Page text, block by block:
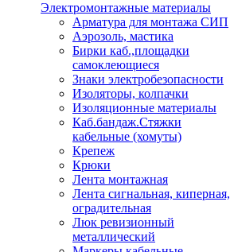
Электромонтажные материалы
Арматура для монтажа СИП
Аэрозоль, мастика
Бирки каб.,площадки
самоклеющиеся
Знаки электробезопасности
Изоляторы, колпачки
Изоляционные материалы
Каб.бандаж.Стяжки
кабельные (хомуты)
Крепеж
Крюки
Лента монтажная
Лента сигнальная, киперная,
оградительная
Люк ревизионный
металлический